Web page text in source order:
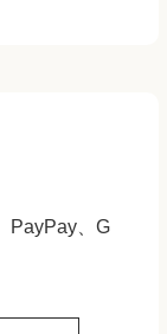
PayPay、G